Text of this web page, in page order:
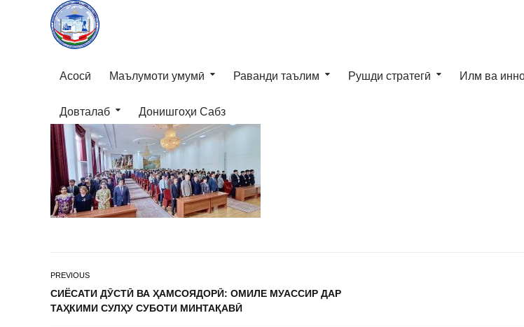
Асосӣ Маълумоти умумӣ Раванди таълим Рушди стратегӣ Илм ва
Довталаб Донишгоҳи Сабз
PREVIOUS
СИЁСАТИ ДӮСТӢ ВА ҲАМСОЯДОРӢ: ОМИЛЕ МУАССИР ДАР
ТАҲКИМИ СУЛҲУ СУБОТИ МИНТАҚАВӢ